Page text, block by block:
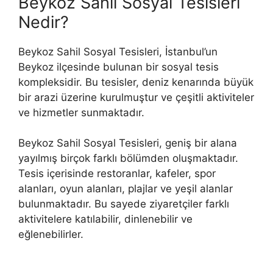
Nedir?
Beykoz Sahil Sosyal Tesisleri, İstanbul’un
Beykoz ilçesinde bulunan bir sosyal tesis
kompleksidir. Bu tesisler, deniz kenarında büyük
bir arazi üzerine kurulmuştur ve çeşitli aktiviteler
ve hizmetler sunmaktadır.
Beykoz Sahil Sosyal Tesisleri, geniş bir alana
yayılmış birçok farklı bölümden oluşmaktadır.
Tesis içerisinde restoranlar, kafeler, spor
alanları, oyun alanları, plajlar ve yeşil alanlar
bulunmaktadır. Bu sayede ziyaretçiler farklı
aktivitelere katılabilir, dinlenebilir ve
eğlenebilirler.